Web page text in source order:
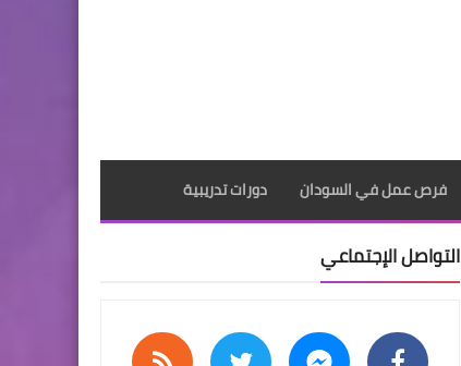
فرص عمل في السودان دورات تدريبية
التواصل الإجتماعي